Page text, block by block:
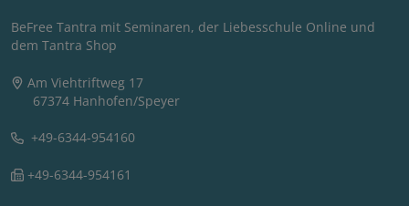
BeFree Tantra mit Seminaren, der Liebesschule Online und
dem Tantra Shop
Am Viehtriftweg 17
67374 Hanhofen/Speyer
+49-6344-954160
+49-6344-954161